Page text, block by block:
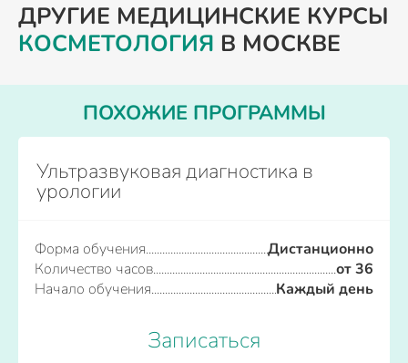
ДРУГИЕ МЕДИЦИНСКИЕ КУРСЫ
КОСМЕТОЛОГИЯ В МОСКВЕ
ПОХОЖИЕ ПРОГРАММЫ
Ультразвуковая диагностика в
урологии
Форма обучения
Дистанционно
Количество часов
от 36
Начало обучения
Каждый день
Записаться